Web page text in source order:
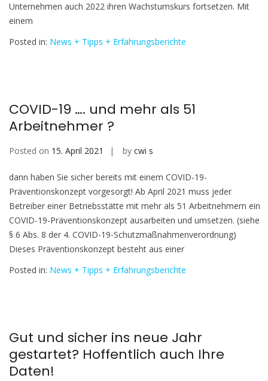
Unternehmen auch 2022 ihren Wachstumskurs fortsetzen. Mit
einem
Posted in: News + Tipps + Erfahrungsberichte
COVID-19 …. und mehr als 51
Arbeitnehmer ?
Posted on 15. April 2021 by cwi s
dann haben Sie sicher bereits mit einem COVID-19-
Präventionskonzept vorgesorgt! Ab April 2021 muss jeder
Betreiber einer Betriebsstätte mit mehr als 51 Arbeitnehmern ein
COVID-19-Präventionskonzept ausarbeiten und umsetzen. (siehe
§ 6 Abs. 8 der 4. COVID-19-Schutzmaßnahmenverordnung)
Dieses Präventionskonzept besteht aus einer
Posted in: News + Tipps + Erfahrungsberichte
Gut und sicher ins neue Jahr
gestartet? Hoffentlich auch Ihre
Daten!